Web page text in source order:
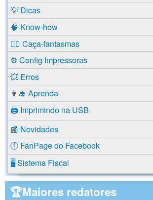
💡 Dicas
🧠 Know-how
🕵️‍♂️ Caça-fantasmas
⚙️ Config Impressoras
💥 Erros
👨‍🎓 Aprenda
🖨️ Imprimindo na USB
📰 Novidades
ⓕ FanPage do Facebook
🖥️ Sistema Fiscal
🏆Maiores redatores